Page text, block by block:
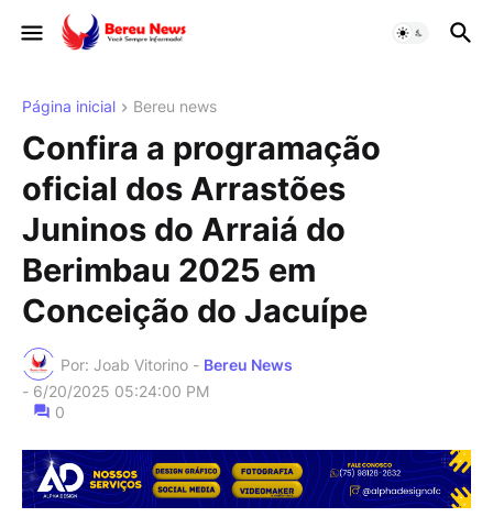
Página inicial Bereu news
Confira a programação
oficial dos Arrastões
Juninos do Arraiá do
Berimbau 2025 em
Conceição do Jacuípe
Por: Joab Vitorino - Bereu News
- 6/20/2025 05:24:00 PM
0